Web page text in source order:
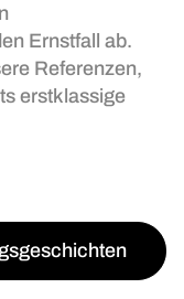
Ernstfall ab.
Referenzen,
erstklassige